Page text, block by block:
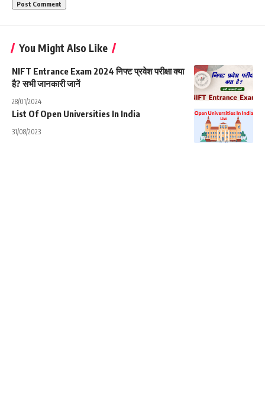
You Might Also Like
NIFT Entrance Exam 2024 निफ्ट प्रवेश परीक्षा क्या
है? सभी जानकारी जानें
28/01/2024
List Of Open Universities In India
31/08/2023